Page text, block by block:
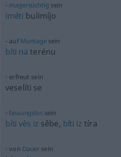
magersüchtig sein
iméti bulimíjo
aufMontagesein
bíti na terénu
erfreut sein
veselíti se
fassungslossein
bíti vès iz sêbe, bíti iz tíra
von Dauer sein